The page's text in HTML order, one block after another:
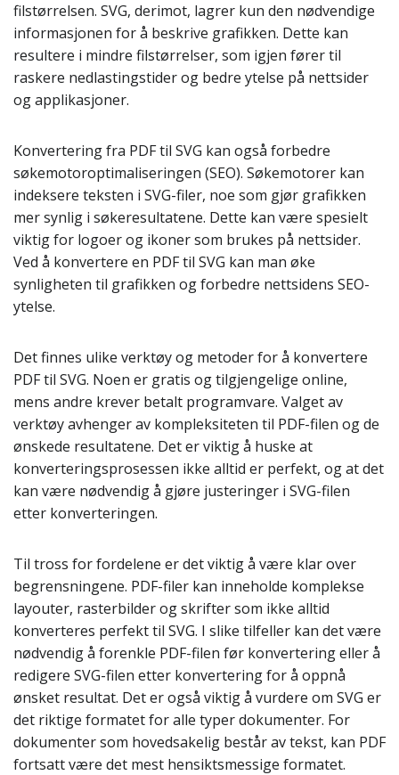
filstørrelsen. SVG, derimot, lagrer kun den nødvendige
informasjonen for å beskrive grafikken. Dette kan
resultere i mindre filstørrelser, som igjen fører til
raskere nedlastingstider og bedre ytelse på nettsider
og applikasjoner.
Konvertering fra PDF til SVG kan også forbedre
søkemotoroptimaliseringen (SEO). Søkemotorer kan
indeksere teksten i SVG-filer, noe som gjør grafikken
mer synlig i søkeresultatene. Dette kan være spesielt
viktig for logoer og ikoner som brukes på nettsider.
Ved å konvertere en PDF til SVG kan man øke
synligheten til grafikken og forbedre nettsidens SEO-
ytelse.
Det finnes ulike verktøy og metoder for å konvertere
PDF til SVG. Noen er gratis og tilgjengelige online,
mens andre krever betalt programvare. Valget av
verktøy avhenger av kompleksiteten til PDF-filen og de
ønskede resultatene. Det er viktig å huske at
konverteringsprosessen ikke alltid er perfekt, og at det
kan være nødvendig å gjøre justeringer i SVG-filen
etter konverteringen.
Til tross for fordelene er det viktig å være klar over
begrensningene. PDF-filer kan inneholde komplekse
layouter, rasterbilder og skrifter som ikke alltid
konverteres perfekt til SVG. I slike tilfeller kan det være
nødvendig å forenkle PDF-filen før konvertering eller å
redigere SVG-filen etter konvertering for å oppnå
ønsket resultat. Det er også viktig å vurdere om SVG er
det riktige formatet for alle typer dokumenter. For
dokumenter som hovedsakelig består av tekst, kan PDF
fortsatt være det mest hensiktsmessige formatet.